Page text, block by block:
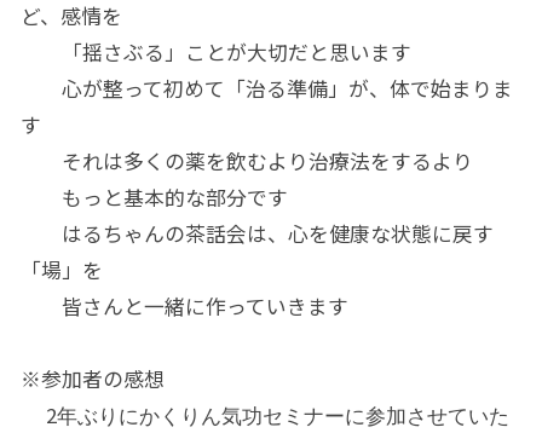
ど、感情を
「揺さぶる」ことが大切だと思います
心が整って初めて「治る準備」が、体で始まりま
す
それは多くの薬を飲むより治療法をするより
もっと基本的な部分です
はるちゃんの茶話会は、心を健康な状態に戻す
「場」を
皆さんと一緒に作っていきます
※参加者の感想
2年ぶりにかくりん気功セミナーに参加させていた